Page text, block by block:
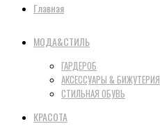
Главная
МОДА&СТИЛЬ
ГАРДЕРОБ
АКСЕССУАРЫ & БИЖУТЕРИЯ
СТИЛЬНАЯ ОБУВЬ
КРАСОТА